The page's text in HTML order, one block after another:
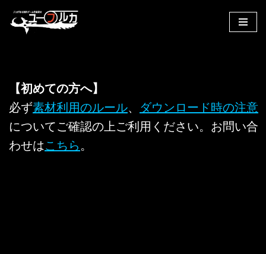
へ
キ
ッ
【初めての方へ】
必ず素材利用のルール、 ダウンロード時の注意
についてご確認の上ご利用ください。お問い合
わせはこちら 。